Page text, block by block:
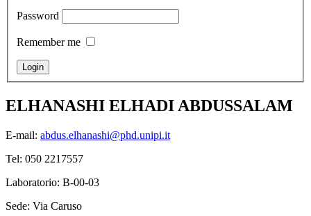
Password
Remember me
ELHANASHI ELHADI ABDUSSALAM
E-mail: abdus.elhanashi@phd.unipi.it
Tel: 050 2217557
Laboratorio: B-00-03
Sede: Via Caruso